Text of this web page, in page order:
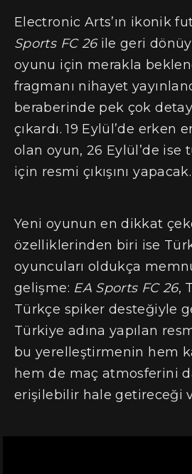
Electronic Arts’ın ikonik
Sports FC 26ile geri
oyunu için merakla
fragmanı nihayet
beraberinde pek çok
çıkardı. 19 Eylül’de erken
olan oyun, 26 Eylül’de
için resmi çıkışını yapacak.
Yeni oyunun en dikkat
özelliklerinden biri ise
oyuncuları oldukça
gelişme: EA Sports FC 26,
Türkçe spiker desteğiyle
Türkiye adına yapılan
bu yerelleştirmenin hem
hem de maç atmosferini
erişilebilir hale getireceği